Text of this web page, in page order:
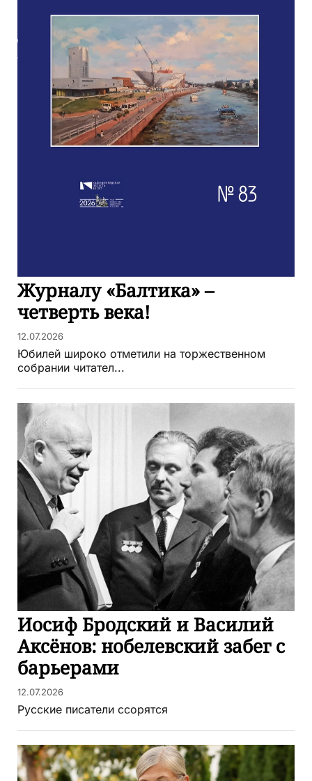
Журналу «Балтика» –
четверть века!
12.07.2026
Юбилей широко отметили на торжественном
собрании читател...
Иосиф Бродский и Василий
Аксёнов: нобелевский забег с
барьерами
12.07.2026
Русские писатели ссорятся